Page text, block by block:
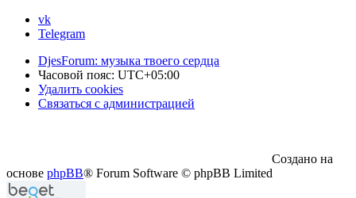
vk
Telegram
DjesForum: музыка твоего сердца
Часовой пояс: UTC+05:00
Удалить cookies
Связаться с администрацией
Создано на
основе phpBB® Forum Software © phpBB Limited